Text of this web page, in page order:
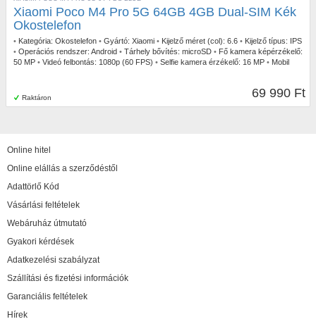
Raktáron
Xiaomi Poco M4 Pro 5G 64GB 4GB Dual-SIM Kék
Okostelefon
• Kategória: Okostelefon • Gyártó: Xiaomi • Kijelző méret (col): 6.6 • Kijelző típus: IPS
• Operációs rendszer: Android • Tárhely bővítés: microSD • Fő kamera képérzékelő:
50 MP • Videó felbontás: 1080p (60 FPS) • Selfie kamera érzékelő: 16 MP • Mobil
69 990 Ft
Online hitel
Online elállás a szerződéstől
Adattörlő Kód
Vásárlási feltételek
Webáruház útmutató
Gyakori kérdések
Adatkezelési szabályzat
Szállítási és fizetési információk
Garanciális feltételek
Hírek